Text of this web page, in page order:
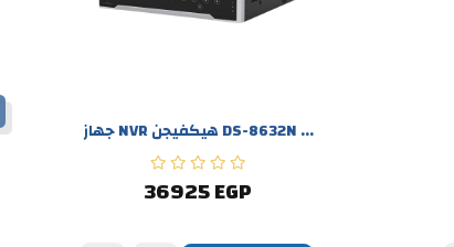
جهاز NVR هيكفيجن DS-8632N ...
36925 EGP